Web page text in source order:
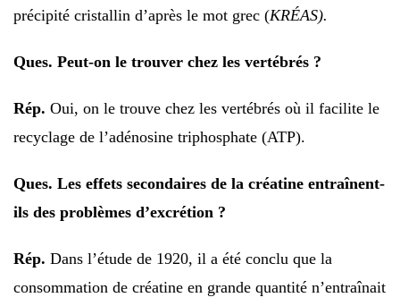
précipité cristallin d’après le mot grec (KRÉAS).
Ques. Peut-on le trouver chez les vertébrés ?
Rép. Oui, on le trouve chez les vertébrés où il facilite le
recyclage de l’adénosine triphosphate (ATP).
Ques. Les effets secondaires de la créatine entraînent-
ils des problèmes d’excrétion ?
Rép. Dans l’étude de 1920, il a été conclu que la
consommation de créatine en grande quantité n’entraînait